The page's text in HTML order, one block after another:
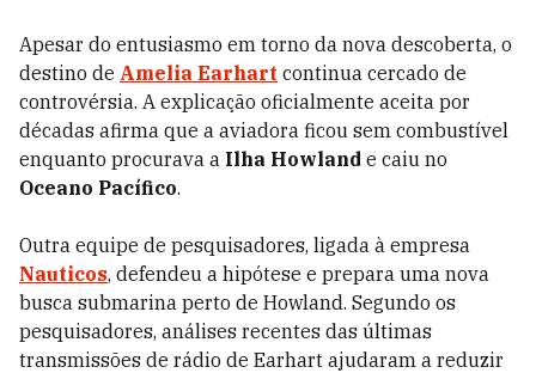
Apesar do entusiasmo em torno da nova descoberta, o
destino de Amelia Earhart continua cercado de
controvérsia. A explicação oficialmente aceita por
décadas afirma que a aviadora ficou sem combustível
enquanto procurava a Ilha Howland e caiu no
Oceano Pacífico.
Outra equipe de pesquisadores, ligada à empresa
Nauticos, defendeu a hipótese e prepara uma nova
busca submarina perto de Howland. Segundo os
pesquisadores, análises recentes das últimas
transmissões de rádio de Earhart ajudaram a reduzir